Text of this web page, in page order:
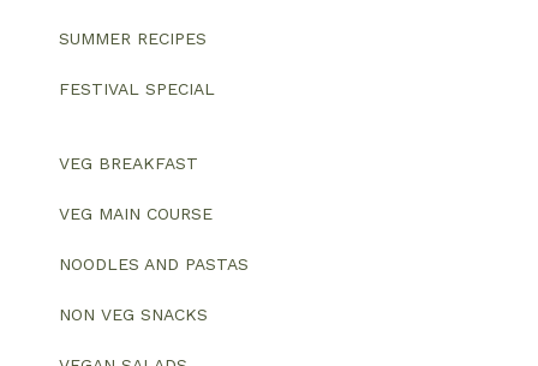
SUMMER RECIPES
FESTIVAL SPECIAL
VEG BREAKFAST
VEG MAIN COURSE
NOODLES AND PASTAS
NON VEG SNACKS